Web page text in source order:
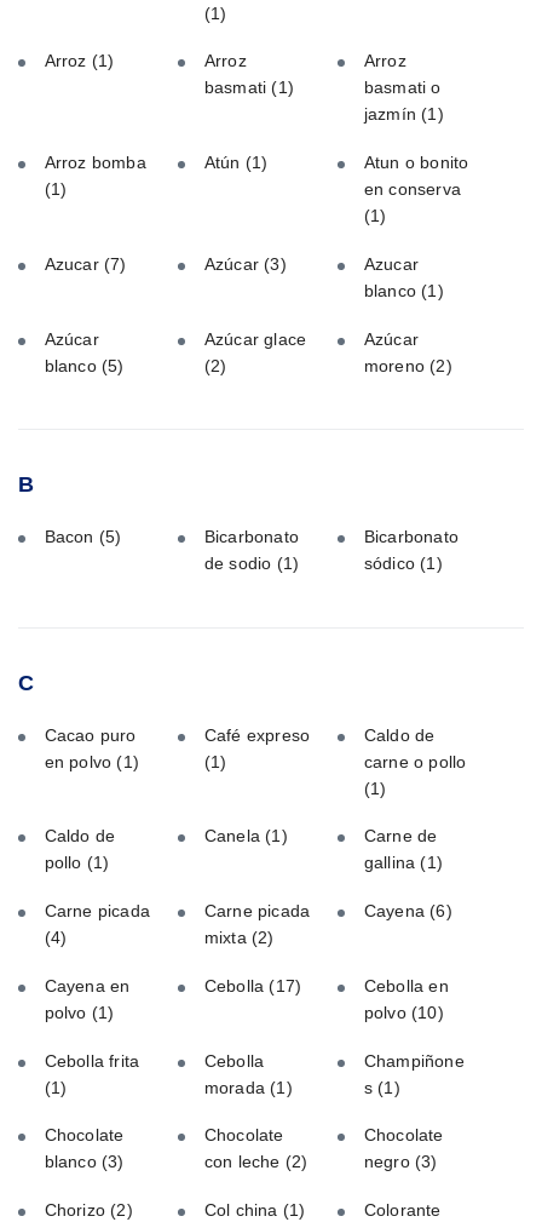
(1)
Arroz (1)
Arroz
basmati(1)
Arroz
basmati o
jazmín(1)
Arroz bomba
(1)
Atún (1)
Atun o bonito
en conserva
(1)
Azucar (7) Azúcar(3)
Azucar
blanco(1)
Azúcar
blanco (5)
Azúcar glace
(2)
Azúcar
moreno(2)
B
Bacon (5)
Bicarbonato
de sodio (1)
Bicarbonato
sódico(1)
C
Cacao puro
en polvo(1)
Café expreso
(1)
Caldo de
carne o pollo
(1)
Caldo de
pollo (1)
Canela(1)
Carne de
gallina(1)
Carne picada
(4)
Carne picada
mixta (2)
Cayena(6)
Cayena en
polvo (1)
Cebolla(17)
Cebolla en
polvo(10)
Cebolla frita
(1)
Cebolla
morada(1)
Champiñone
s(1)
Chocolate
blanco (3)
Chocolate
con leche (2)
Chocolate
negro(3)
Chorizo(2) Col china (1) Colorante